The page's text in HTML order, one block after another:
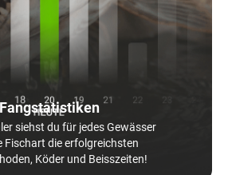
Fangstatistiken
siehst du für jedes Gewässer
Fischart die erfolgreichsten
Köder und Beisszeiten!